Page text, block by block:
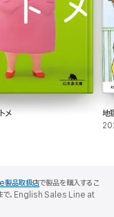
メ 地
品取扱店で製品を購入するこ
で。English Sales Line at